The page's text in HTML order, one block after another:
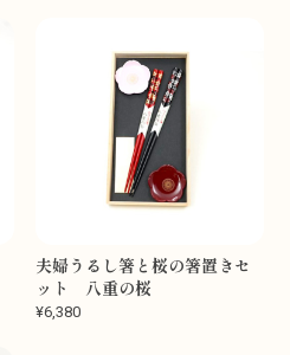
夫婦うるし箸と桜の箸置きセ
ット 八重の桜
¥6,380